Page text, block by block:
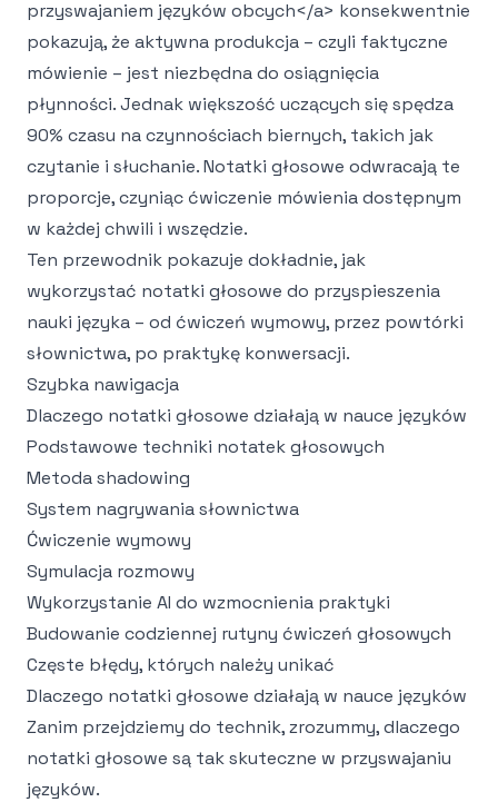
przyswajaniem języków obcych</a> konsekwentnie
pokazują, że aktywna produkcja – czyli faktyczne
mówienie – jest niezbędna do osiągnięcia
płynności. Jednak większość uczących się spędza
90% czasu na czynnościach biernych, takich jak
czytanie i słuchanie. Notatki głosowe odwracają te
proporcje, czyniąc ćwiczenie mówienia dostępnym
w każdej chwili i wszędzie.
Ten przewodnik pokazuje dokładnie, jak
wykorzystać notatki głosowe do przyspieszenia
nauki języka – od ćwiczeń wymowy, przez powtórki
słownictwa, po praktykę konwersacji.
Szybka nawigacja
Dlaczego notatki głosowe działają w nauce języków
Podstawowe techniki notatek głosowych
Metoda shadowing
System nagrywania słownictwa
Ćwiczenie wymowy
Symulacja rozmowy
Wykorzystanie AI do wzmocnienia praktyki
Budowanie codziennej rutyny ćwiczeń głosowych
Częste błędy, których należy unikać
Dlaczego notatki głosowe działają w nauce języków
Zanim przejdziemy do technik, zrozummy, dlaczego
notatki głosowe są tak skuteczne w przyswajaniu
języków.